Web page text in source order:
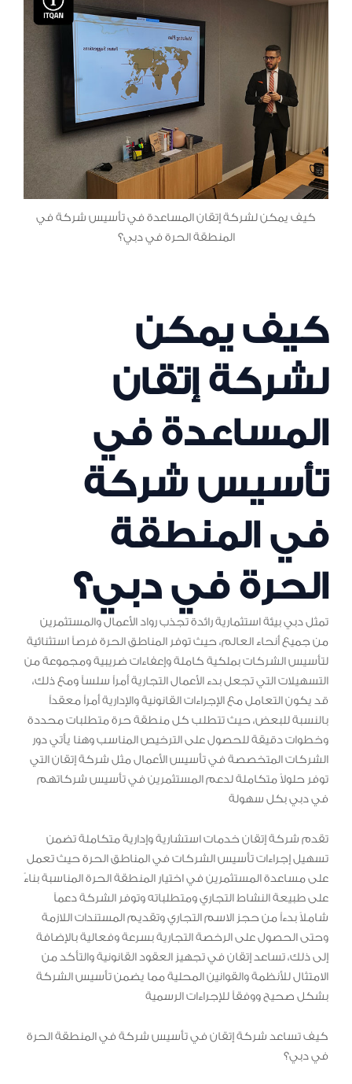
كيف يمكن لشركة إتقان المساعدة في تأسيس شركة في
المنطقة الحرة في دبي؟
كيف يمكن
لشركة إتقان
المساعدة في
تأسيس شركة
في المنطقة
الحرة في دبي؟
تمثل دبي بيئة استثمارية رائدة تجذب رواد الأعمال والمستثمرين
من جميع أنحاء العالم، حيث توفر المناطق الحرة فرصاً استثنائية
لتأسيس الشركات بملكية كاملة وإعفاءات ضريبية ومجموعة من
التسهيلات التي تجعل بدء الأعمال التجارية أمراً سلساً ومع ذلك،
قد يكون التعامل مع الإجراءات القانونية والإدارية أمراً معقداً
بالنسبة للبعض، حيث تتطلب كل منطقة حرة متطلبات محددة
وخطوات دقيقة للحصول على الترخيص المناسب وهنا يأتي دور
الشركات المتخصصة في تأسيس الأعمال مثل شركة إتقان التي
توفر حلولاً متكاملة لدعم المستثمرين في تأسيس شركاتهم
في دبي بكل سهولة
تقدم شركة إتقان خدمات استشارية وإدارية متكاملة تضمن
تسهيل إجراءات تأسيس الشركات في المناطق الحرة حيث تعمل
على مساعدة المستثمرين في اختيار المنطقة الحرة المناسبة بناءً
على طبيعة النشاط التجاري ومتطلباته وتوفر الشركة دعماً
شاملاً بدءاً من حجز الاسم التجاري وتقديم المستندات اللازمة
وحتى الحصول على الرخصة التجارية بسرعة وفعالية بالإضافة
إلى ذلك، تساعد إتقان في تجهيز العقود القانونية والتأكد من
الامتثال للأنظمة والقوانين المحلية مما يضمن تأسيس الشركة
بشكل صحيح ووفقاً للإجراءات الرسمية
كيف تساعد شركة إتقان في تأسيس شركة في المنطقة الحرة
في دبي؟